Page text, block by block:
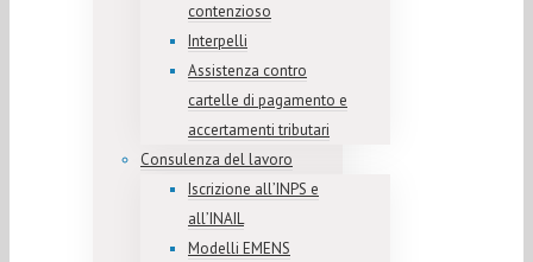
contenzioso
Interpelli
Assistenza contro
cartelle di pagamento e
accertamenti tributari
Consulenza del lavoro
Iscrizione all’INPS e
all’INAIL
Modelli EMENS